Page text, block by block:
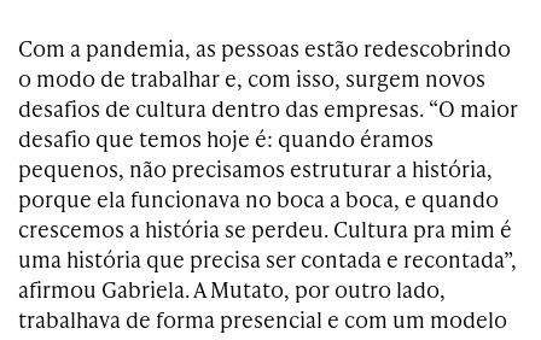
Com a pandemia, as pessoas estão redescobrindo
o modo de trabalhar e, com isso, surgem novos
desafios de cultura dentro das empresas. “O maior
desafio que temos hoje é: quando éramos
pequenos, não precisamos estruturar a história,
porque ela funcionava no boca a boca, e quando
crescemos a história se perdeu. Cultura pra mim é
uma história que precisa ser contada e recontada”,
afirmou Gabriela. A Mutato, por outro lado,
trabalhava de forma presencial e com um modelo